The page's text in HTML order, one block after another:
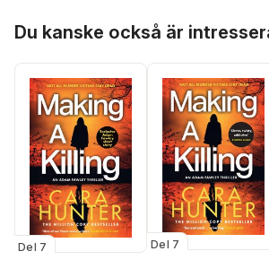
Du kanske också är
Del 7 Del 7